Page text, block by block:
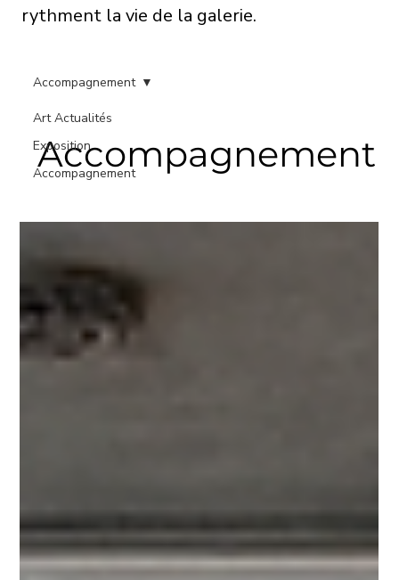
rythment la vie de la galerie.
Art Actualités
Exposition
Accompagnement
Accompagnement
Accompagnement